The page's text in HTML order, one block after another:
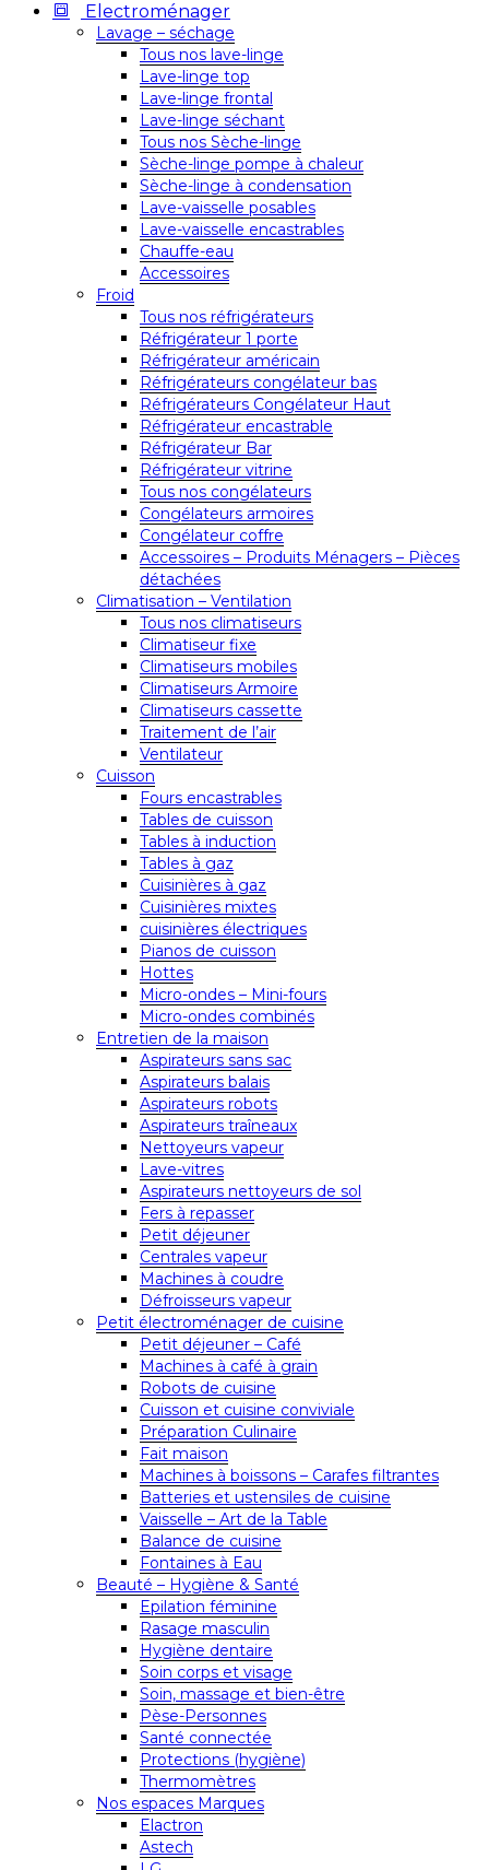
Electroménager
Lavage – séchage
Tous nos lave-linge
Lave-linge top
Lave-linge frontal
Lave-linge séchant
Tous nos Sèche-linge
Sèche-linge pompe à chaleur
Sèche-linge à condensation
Lave-vaisselle posables
Lave-vaisselle encastrables
Chauffe-eau
Accessoires
Froid
Tous nos réfrigérateurs
Réfrigérateur 1 porte
Réfrigérateur américain
Réfrigérateurs congélateur bas
Réfrigérateurs Congélateur Haut
Réfrigérateur encastrable
Réfrigérateur Bar
Réfrigérateur vitrine
Tous nos congélateurs
Congélateurs armoires
Congélateur coffre
Accessoires – Produits Ménagers – Pièces
détachées
Climatisation – Ventilation
Tous nos climatiseurs
Climatiseur fixe
Climatiseurs mobiles
Climatiseurs Armoire
Climatiseurs cassette
Traitement de l’air
Ventilateur
Cuisson
Fours encastrables
Tables de cuisson
Tables à induction
Tables à gaz
Cuisinières à gaz
Cuisinières mixtes
cuisinières électriques
Pianos de cuisson
Hottes
Micro-ondes – Mini-fours
Micro-ondes combinés
Entretien de la maison
Aspirateurs sans sac
Aspirateurs balais
Aspirateurs robots
Aspirateurs traîneaux
Nettoyeurs vapeur
Lave-vitres
Aspirateurs nettoyeurs de sol
Fers à repasser
Petit déjeuner
Centrales vapeur
Machines à coudre
Défroisseurs vapeur
Petit électroménager de cuisine
Petit déjeuner – Café
Machines à café à grain
Robots de cuisine
Cuisson et cuisine conviviale
Préparation Culinaire
Fait maison
Machines à boissons – Carafes filtrantes
Batteries et ustensiles de cuisine
Vaisselle – Art de la Table
Balance de cuisine
Fontaines à Eau
Beauté – Hygiène & Santé
Epilation féminine
Rasage masculin
Hygiène dentaire
Soin corps et visage
Soin, massage et bien-être
Pèse-Personnes
Santé connectée
Protections (hygiène)
Thermomètres
Nos espaces Marques
Elactron
Astech